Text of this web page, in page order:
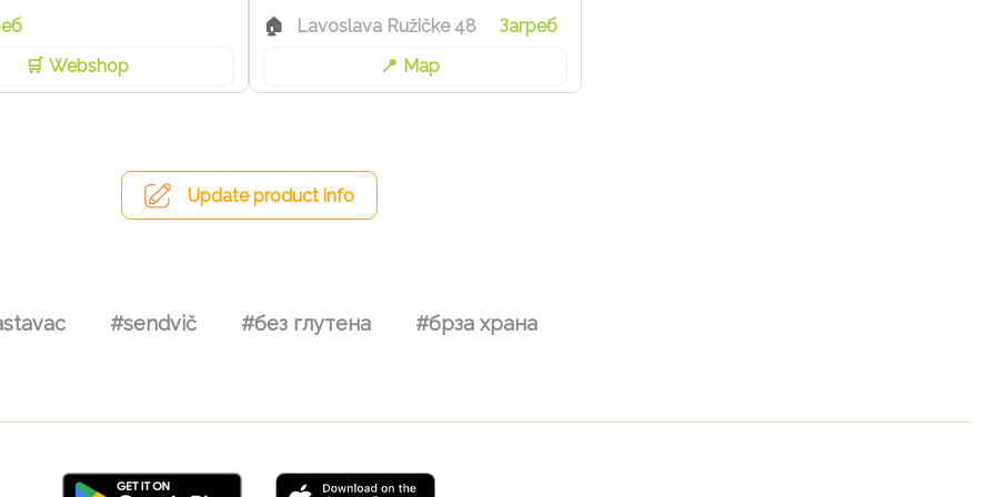
Webshop
Lavoslava Ružičke 48
Загреб
Map
Update product info
#sendvič #без глутена #брза храна